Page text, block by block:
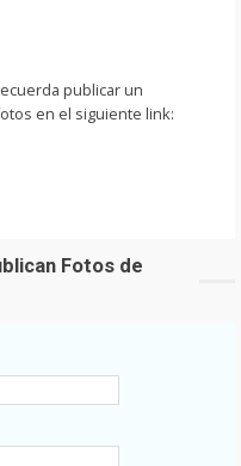
publicar un
en el siguiente link:
Fotos de